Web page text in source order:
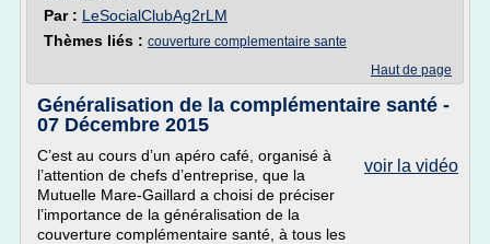
Par : LeSocialClubAg2rLM
Thèmes liés : couverture complementaire sante
Haut de page
Généralisation de la complémentaire santé -
07 Décembre 2015
voir la vidéo
C’est au cours d’un apéro café, organisé à
l’attention de chefs d’entreprise, que la
Mutuelle Mare-Gaillard a choisi de préciser
l’importance de la généralisation de la
couverture complémentaire santé, à tous les